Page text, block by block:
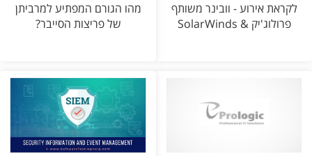
לקראת אירוע - וובינר משותף
פרולוג'יק & SolarWinds
מהו הגורם המפתיע למרביתן
של פריצות הסייבר?